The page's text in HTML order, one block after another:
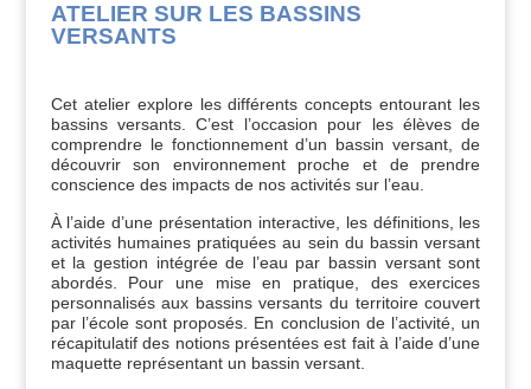
ATELIER SUR LES BASSINS
VERSANTS
Cet atelier explore les différents concepts entourant les
bassins versants. C’est l’occasion pour les élèves de
comprendre le fonctionnement d’un bassin versant, de
découvrir son environnement proche et de prendre
conscience des impacts de nos activités sur l’eau.
À l’aide d’une présentation interactive, les définitions, les
activités humaines pratiquées au sein du bassin versant
et la gestion intégrée de l’eau par bassin versant sont
abordés. Pour une mise en pratique, des exercices
personnalisés aux bassins versants du territoire couvert
par l’école sont proposés. En conclusion de l’activité, un
récapitulatif des notions présentées est fait à l’aide d’une
maquette représentant un bassin versant.